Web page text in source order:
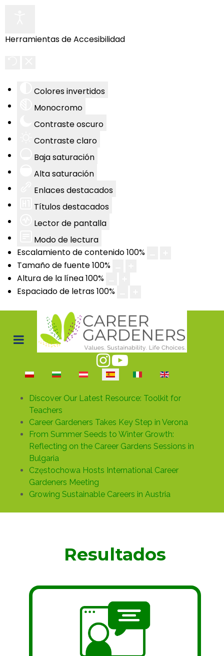
Herramientas de Accesibilidad
Colores invertidos
Monocromo
Contraste oscuro
Contraste claro
Baja saturación
Alta saturación
Enlaces destacados
Títulos destacados
Lector de pantalla
Modo de lectura
Escalamiento de contenido100%
Tamaño de fuente100%
Altura de la línea100%
Espaciado de letras100%
Seleccione su idioma
Discover Our Latest Resource: Toolkit for
Teachers
Career Gardeners Takes Key Step in Verona
From Summer Seeds to Winter Growth:
Reflecting on the Career Gardens Sessions in
Bulgaria
Częstochowa Hosts International Career
Gardeners Meeting
Growing Sustainable Careers in Austria
Resultados